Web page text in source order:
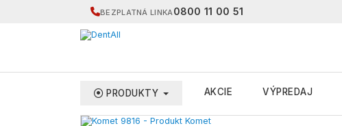
BEZPLATNÁ LINKA0800 11 00 51
PRODUKTY AKCIE VÝPREDAJ